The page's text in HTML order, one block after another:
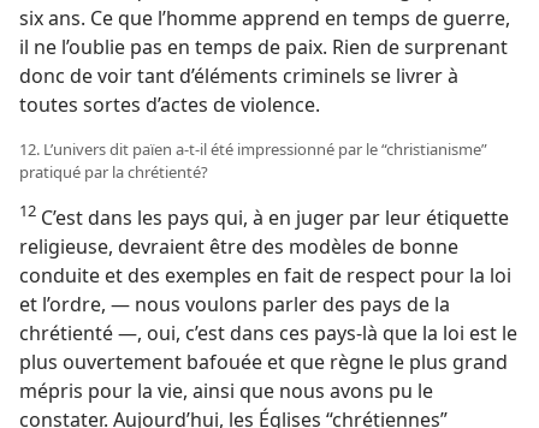
six ans. Ce que l’homme apprend en temps de guerre,
il ne l’oublie pas en temps de paix. Rien de surprenant
donc de voir tant d’éléments criminels se livrer à
toutes sortes d’actes de violence.
12. L’univers dit païen a-​t-​il été impressionné par le “christianisme”
pratiqué par la chrétienté?
12 C’est dans les pays qui, à en juger par leur étiquette
religieuse, devraient être des modèles de bonne
conduite et des exemples en fait de respect pour la loi
et l’ordre, — nous voulons parler des pays de la
chrétienté —, oui, c’est dans ces pays-​là que la loi est le
plus ouvertement bafouée et que règne le plus grand
mépris pour la vie, ainsi que nous avons pu le
constater. Aujourd’hui, les Églises “chrétiennes”